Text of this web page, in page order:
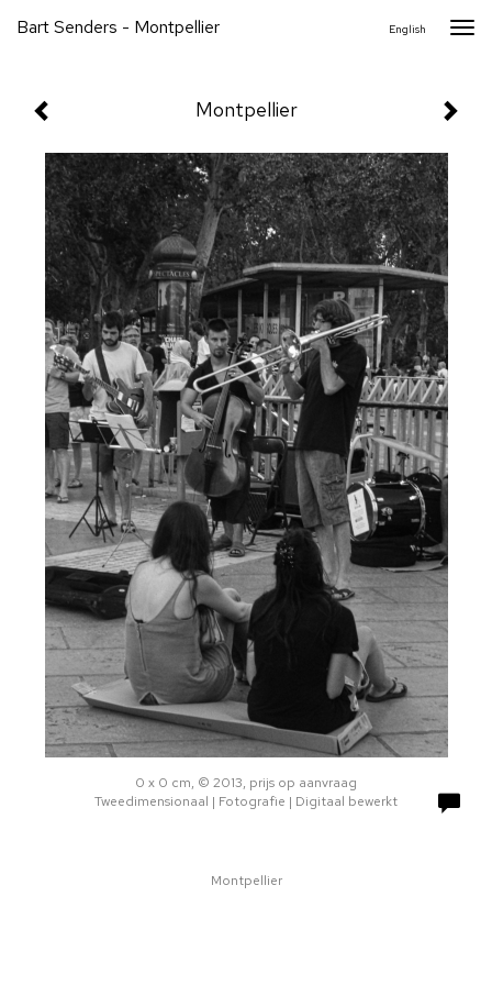
Bart Senders - Montpellier English
Montpellier
0 x 0 cm, © 2013, prijs op aanvraag
Tweedimensionaal | Fotografie | Digitaal bewerkt
Montpellier